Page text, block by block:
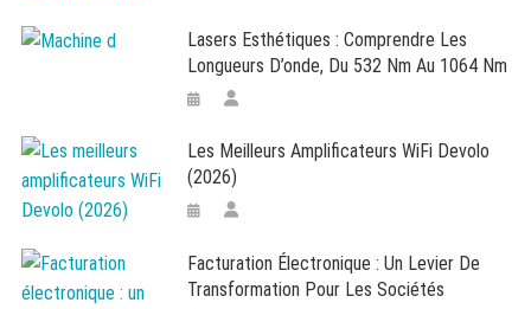
Lasers Esthétiques : Comprendre Les
Longueurs D’onde, Du 532 Nm Au 1064 Nm
Les Meilleurs Amplificateurs WiFi Devolo
(2026)
Facturation Électronique : Un Levier De
Transformation Pour Les Sociétés